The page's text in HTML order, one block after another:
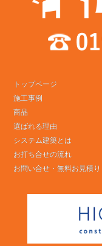
トップページ
施工事例
商品
選ばれる理由
システム建築とは
お打ち合せの流れ
お問い合せ・無料お見積り